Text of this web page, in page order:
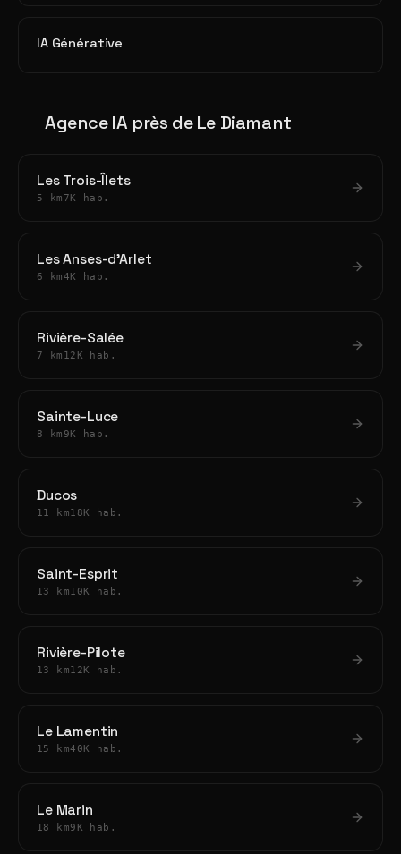
IA Générative
Agence IA près de Le Diamant
Les Trois-Îlets
5 km 7K hab.
Les Anses-d'Arlet
6 km4K hab.
Rivière-Salée
7 km 12K hab.
Sainte-Luce
8 km 9K hab.
Ducos
11 km18K hab.
Saint-Esprit
13 km10K hab.
Rivière-Pilote
13 km12K hab.
Le Lamentin
15 km40K hab.
Le Marin
18 km9K hab.